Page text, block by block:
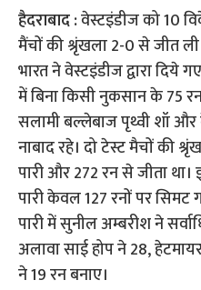
हैदराबाद :वेस्टइंडीज को 10
मैंचों की श्रृंखला 2-0 से जीत
भारत ने वेस्टइंडीज द्वारा दिये
में बिना किसी नुकसान के 75
सलामी बल्लेबाज पृथ्वी शॉ
नाबाद रहे। दो टेस्ट मैचों की
पारी और 272 रन से जीता
पारी केवल 127 रनों पर
पारी में सुनील अम्बरीश ने
अलावा साई होप ने 28,
ने 19 रन बनाए।